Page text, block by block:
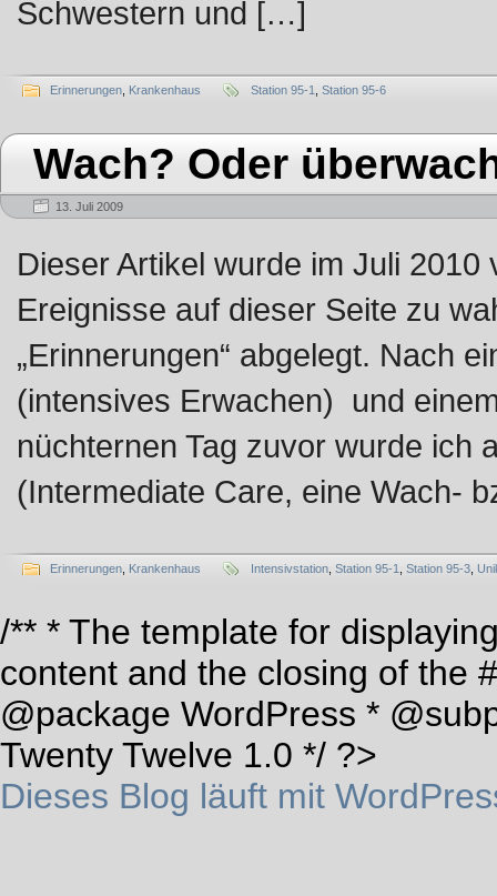
Schwestern und […]
Erinnerungen Krankenhaus Station 95-1 Station 95-6
Wach? Oder
13. Juli 2009
Dieser Artikel wurde im Juli
Ereignisse auf dieser Seite zu
„Erinnerungen“ abgelegt. Nach
(intensives Erwachen) und
nüchternen Tag zuvor wurde ich
(Intermediate Care, eine Wach-
Erinnerungen Krankenhaus Intensivstation Station 95-1 Station 95-3
/** * The template for
content and the closing of the
@package WordPress *
Twenty Twelve 1.0 */ ?>
Dieses Blog läuft mit